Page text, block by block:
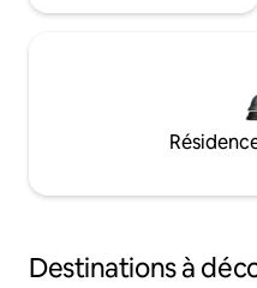
Destinations à